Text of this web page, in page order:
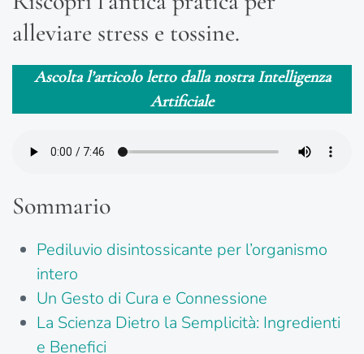
alleviare stress e tossine.
Ascolta l’articolo letto dalla nostra Intelligenza
Artificiale
Sommario
Pediluvio disintossicante per l’organismo
intero
Un Gesto di Cura e Connessione
La Scienza Dietro la Semplicità: Ingredienti
e Benefici